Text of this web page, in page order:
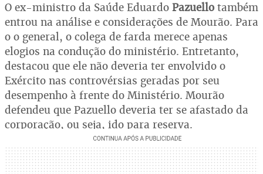
O ex-ministro da Saúde Eduardo Pazuello também
entrou na análise e considerações de Mourão. Para
o o general, o colega de farda merece apenas
elogios na condução do ministério. Entretanto,
destacou que ele não deveria ter envolvido o
Exército nas controvérsias geradas por seu
desempenho à frente do Ministério. Mourão
defendeu que Pazuello deveria ter se afastado da
corporação, ou seja, ido para reserva.